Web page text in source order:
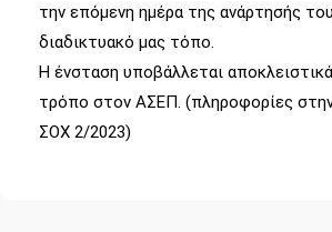
την επόμενη ημέρα της ανάρτησής
διαδικτυακό μας τόπο.
Η ένσταση υποβάλλεται
τρόπο στον ΑΣΕΠ. (πληροφορίες
ΣΟΧ 2/2023)